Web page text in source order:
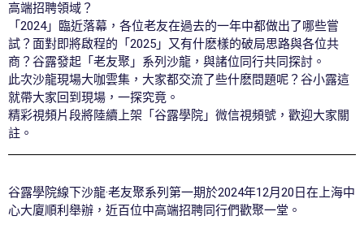
高端招聘領域？
「2024」臨近落幕，各位老友在過去的一年中都做出了哪些嘗
試？面對即將啟程的「2025」又有什麽樣的破局思路與各位共
商？谷露發起「老友聚」系列沙龍，與諸位同行共同探討。
此次沙龍現場大咖雲集，大家都交流了些什麽問題呢？谷小露這
就帶大家回到現場，一探究竟。
精彩視頻片段將陸續上架「谷露學院」微信視頻號，歡迎大家關
註。
谷露學院線下沙龍·老友聚系列第一期於2024年12月20日在上海中
心大廈順利舉辦，近百位中高端招聘同行們歡聚一堂。